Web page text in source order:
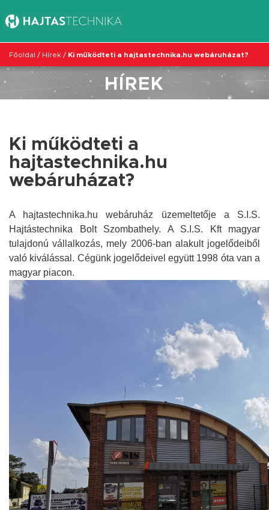
Főoldal / Hírek / Ki működteti a hajtastechnika.hu webáruházat?
HÍREK
Ki működteti a
hajtastechnika.hu
webáruházat?
A hajtastechnika.hu webáruház üzemeltetője a S.I.S.
Hajtástechnika Bolt Szombathely. A S.I.S. Kft magyar
tulajdonú vállalkozás, mely 2006-ban alakult jogelődeiből
való kiválással. Cégünk jogelődeivel együtt 1998 óta van a
magyar piacon.